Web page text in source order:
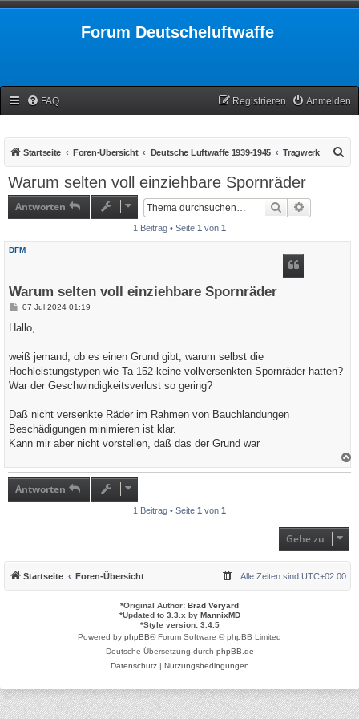
Forum Deutscheluftwaffe
FAQ Anmelden
Registrieren
Startseite Foren-Übersicht Deutsche Luftwaffe 1939-1945 Tragwerk
Warum selten voll einziehbare Spornräder
Antworten Suche
1 Beitrag • Seite 1 von 1
DFM
Warum selten voll einziehbare Spornräder
B
i
a
07 Jul 2024 01:19
Hallo,
weiß jemand, ob es einen Grund gibt, warum selbst die
Hochleistungstypen wie Ta 152 keine vollversenkten Spornräder hatten?
War der Geschwindigkeitsverlust so gering?
Daß nicht versenkte Räder im Rahmen von Bauchlandungen
Beschädigungen minimieren ist klar.
Kann mir aber nicht vorstellen, daß das der Grund war
Antworten
1 Beitrag • Seite 1 von 1
Gehe zu
Startseite Foren-Übersicht Alle Zeiten sind UTC+02:00
*Original Author: Brad Veryard
*Updated to 3.3.x by MannixMD
*Style version: 3.4.5
Powered by phpBB® Forum Software © phpBB Limited
Deutsche Übersetzung durch phpBB.de
Datenschutz| Nutzungsbedingungen